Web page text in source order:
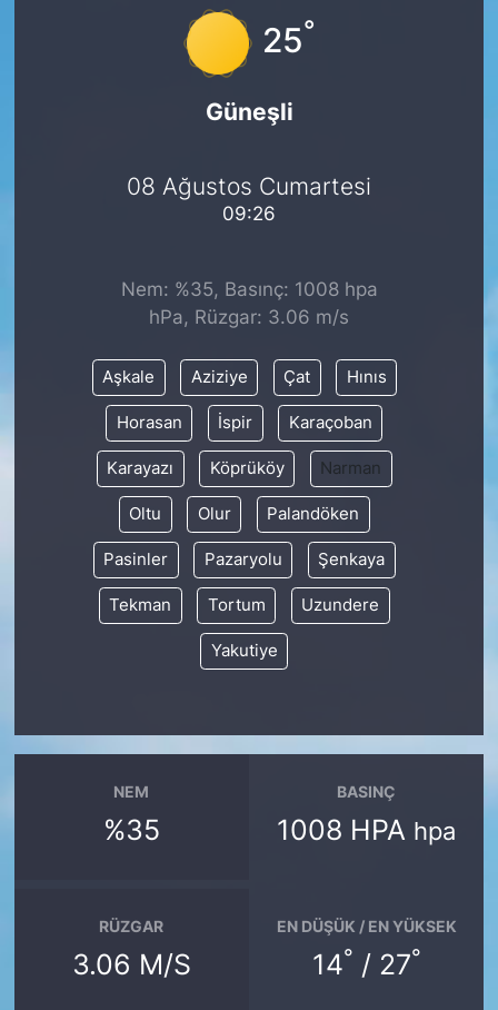
25°
Güneşli
08 Ağustos Cumartesi
09:26
Nem: %35, Basınç: 1008 hpa
hPa, Rüzgar: 3.06 m/s
Aşkale Aziziye Çat Hınıs
Horasan İspir Karaçoban
Karayazı Köprüköy Narman
Oltu Olur Palandöken
Pasinler Pazaryolu Şenkaya
Tekman Tortum Uzundere
Yakutiye
NEM
%35
BASINÇ
1008 HPA hpa
RÜZGAR
3.06 M/S
EN DÜŞÜK / EN YÜKSEK
14° / 27°